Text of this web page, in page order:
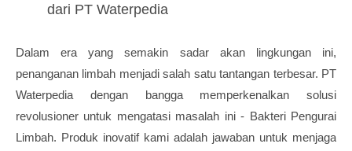
dari PT Waterpedia
Dalam era yang semakin sadar akan lingkungan ini,
penanganan limbah menjadi salah satu tantangan terbesar. PT
Waterpedia dengan bangga memperkenalkan solusi
revolusioner untuk mengatasi masalah ini - Bakteri Pengurai
Limbah. Produk inovatif kami adalah jawaban untuk menjaga